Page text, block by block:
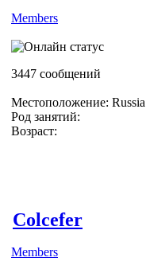
Members
3447 сообщений
Местоположение: Russia
Род занятий:
Возраст:
Colcefer
Members